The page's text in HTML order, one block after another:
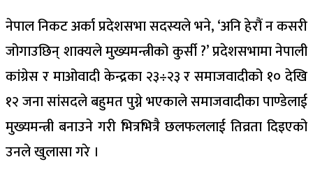
नेपाल निकट अर्का प्रदेशसभा सदस्यले भने, ‘अनि हेरौं न कसरी
जोगाउछिन् शाक्यले मुख्यमन्त्रीको कुर्सी ?’ प्रदेशसभामा नेपाली
कांग्रेस र माओवादी केन्द्रका २३÷२३ र समाजवादीको १० देखि
१२ जना सांसदले बहुमत पुग्ने भएकाले समाजवादीका पाण्डेलाई
मुख्यमन्त्री बनाउने गरी भित्रभित्रै छलफललाई तिव्रता दिइएको
उनले खुलासा गरे ।